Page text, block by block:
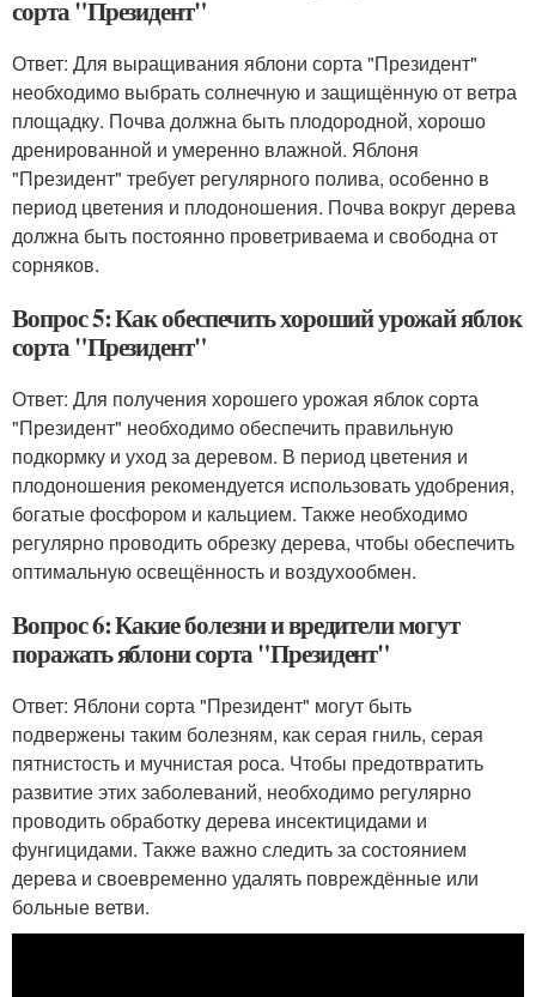
сорта "Президент"
Ответ: Для выращивания яблони сорта "Президент"
необходимо выбрать солнечную и защищённую от ветра
площадку. Почва должна быть плодородной, хорошо
дренированной и умеренно влажной. Яблоня
"Президент" требует регулярного полива, особенно в
период цветения и плодоношения. Почва вокруг дерева
должна быть постоянно проветриваема и свободна от
сорняков.
Вопрос 5: Как обеспечить хороший урожай яблок
сорта "Президент"
Ответ: Для получения хорошего урожая яблок сорта
"Президент" необходимо обеспечить правильную
подкормку и уход за деревом. В период цветения и
плодоношения рекомендуется использовать удобрения,
богатые фосфором и кальцием. Также необходимо
регулярно проводить обрезку дерева, чтобы обеспечить
оптимальную освещённость и воздухообмен.
Вопрос 6: Какие болезни и вредители могут
поражать яблони сорта "Президент"
Ответ: Яблони сорта "Президент" могут быть
подвержены таким болезням, как серая гниль, серая
пятнистость и мучнистая роса. Чтобы предотвратить
развитие этих заболеваний, необходимо регулярно
проводить обработку дерева инсектицидами и
фунгицидами. Также важно следить за состоянием
дерева и своевременно удалять повреждённые или
больные ветви.